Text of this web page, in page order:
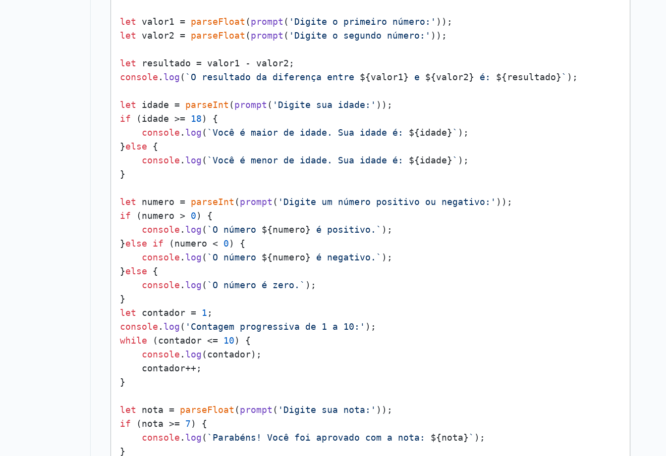
let valor1 = parseFloat (prompt ( 'Digite o primeiro número:'
let valor2 = parseFloat (prompt ( 'Digite o segundo número:' ));
let
console . log( `O resultado da diferença entre ${valor1} e ${valor2} é: ${resultado}` );
let idade = parseInt (prompt ( 'Digite sua idade:'
if (idade >= 18) {
console . log( `Você é maior de idade. Sua idade é: ${idade}` );
}else {
console . log( `Você é menor de idade. Sua idade é: ${idade}` );
}
let numero = parseInt (prompt ( 'Digite um número positivo ou negativo:'
if (numero > 0) {
console . log( `O número ${numero} é positivo.` );
}else if (numero < 0) {
console . log( `O número ${numero} é negativo.` );
}else {
console . log( `O número é zero.` );
let contador = 1
console . log( 'Contagem progressiva de 1 a 10:'
while (contador <= 10) {
console . log(contador);
    contador++;
}
let nota = parseFloat (prompt ( 'Digite sua nota:'
if (nota >= 7) {
console . log( `Parabéns! Você foi aprovado com a nota: ${nota}` );